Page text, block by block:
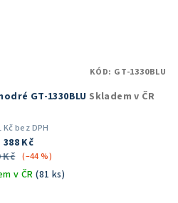
GT-1330BLU Skladem v ČR
Kč bez DPH
388 Kč
Kč (–44 %)
v ČR(81 ks)
KÓD: GT-1330BLU